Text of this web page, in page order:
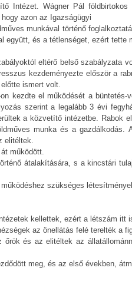
Intézet. Wágner Pál
azon az Igazságügyi
munkával történő
együtt, és a tétlenséget, ezért tette
eltérő belső szabályzata
kezdeményezte először a
ismert volt.
kezdte el működését a
szerint a legalább 3 évi
a közvetítő intézetbe. Rabok
munka és a gazdálkodás.
elitéltek.
működött.
átalakítására, s a kincstári
szükséges
kellettek, ezért a létszám itt
az önellátás felé terelték a
és az elitéltek az
meg, és az első években,